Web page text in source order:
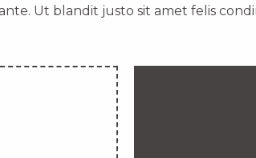
Ut blandit justo sit amet felis